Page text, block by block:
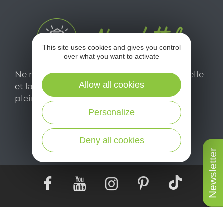
Newsletter
Ne manquez pas notre newsletter mensuelle
et laissez-vous inspirer pour profiter
pleinement de votre séjour en Aveyron.
Je m'abonne ici
This site uses cookies and gives you control
over what you want to activate
Deny all cookies
Personalize
Allow all cookies